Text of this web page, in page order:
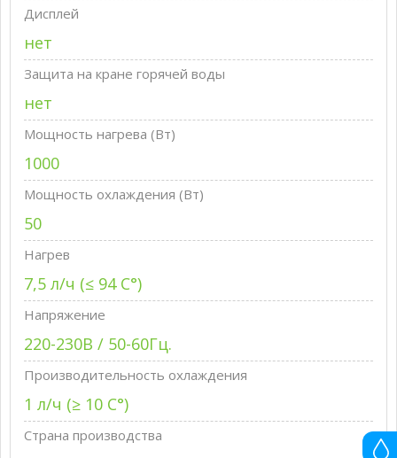
Дисплей
нет
Защита на кране горячей воды
нет
Мощность нагрева (Вт)
1000
Мощность охлаждения (Вт)
50
Нагрев
7,5 л/ч (≤ 94 C°)
Напряжение
220-230В / 50-60Гц.
Производительность охлаждения
1 л/ч (≥ 10 C°)
Страна производства